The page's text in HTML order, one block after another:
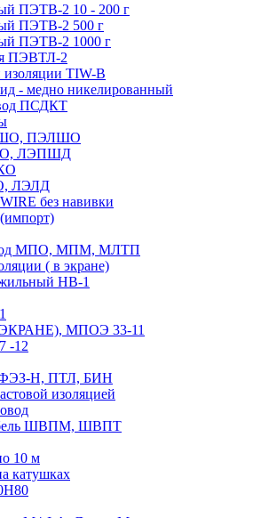
ПЭТВ-2 10 - 200 г
ПЭТВ-2 500 г
ПЭТВ-2 1000 г
ПЭВТЛ-2
TIW-B
- медно никелированный
ПСДКТ
ПЭЛШО
ЛЭПШД
ЛЭЛД
без навивки
МПО, МПМ, МЛТП
( в экране)
HB-1
МПОЭ 33-11
-12
Н, ПТЛ, БИН
изоляцией
ШВПМ, ШВПТ
10 м
катушках